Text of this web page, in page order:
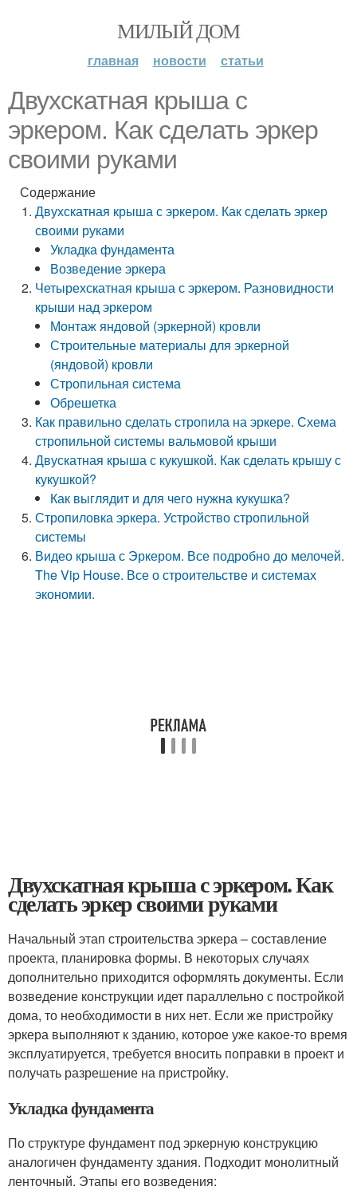
МИЛЫЙ ДОМ
главная новости статьи
Двухскатная крыша с
эркером. Как сделать эркер
своими руками
Содержание
Двухскатная крыша с эркером. Как сделать эркер
своими руками
Укладка фундамента
Возведение эркера
Четырехскатная крыша с эркером. Разновидности
крыши над эркером
Монтаж яндовой (эркерной) кровли
Строительные материалы для эркерной
(яндовой) кровли
Стропильная система
Обрешетка
Как правильно сделать стропила на эркере. Схема
стропильной системы вальмовой крыши
Двускатная крыша с кукушкой. Как сделать крышу с
кукушкой?
Как выглядит и для чего нужна кукушка?
Стропиловка эркера. Устройство стропильной
системы
Видео крыша с Эркером. Все подробно до мелочей.
The Vip House. Все о строительстве и системах
экономии.
Двухскатная крыша с эркером. Как
сделать эркер своими руками
Начальный этап строительства эркера – составление
проекта, планировка формы. В некоторых случаях
дополнительно приходится оформлять документы. Если
возведение конструкции идет параллельно с постройкой
дома, то необходимости в них нет. Если же пристройку
эркера выполняют к зданию, которое уже какое-то время
эксплуатируется, требуется вносить поправки в проект и
получать разрешение на пристройку.
Укладка фундамента
По структуре фундамент под эркерную конструкцию
аналогичен фундаменту здания. Подходит монолитный
ленточный. Этапы его возведения: